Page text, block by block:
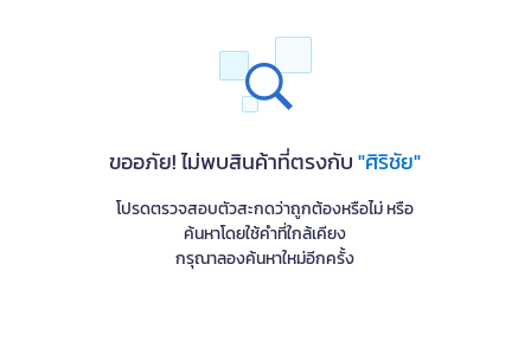
ขออภัย! ไม่พบสินค้าที่ตรงกับ"ศิริชัย"
โปรดตรวจสอบตัวสะกดว่าถูกต้องหรือไม่ หรือ
ค้นหาโดยใช้คำที่ใกล้เคียง
กรุณาลองค้นหาใหม่อีกครั้ง